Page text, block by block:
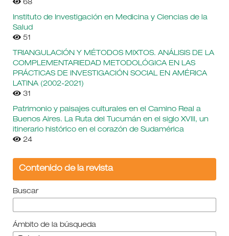
68
Instituto de Investigación en Medicina y Ciencias de la
Salud
51
TRIANGULACIÓN Y MÉTODOS MIXTOS. ANÁLISIS DE LA
COMPLEMENTARIEDAD METODOLÓGICA EN LAS
PRÁCTICAS DE INVESTIGACIÓN SOCIAL EN AMÉRICA
LATINA (2002-2021)
31
Patrimonio y paisajes culturales en el Camino Real a
Buenos Aires. La Ruta del Tucumán en el siglo XVIII, un
itinerario histórico en el corazón de Sudamérica
24
Contenido de la revista
Buscar
Ámbito de la búsqueda